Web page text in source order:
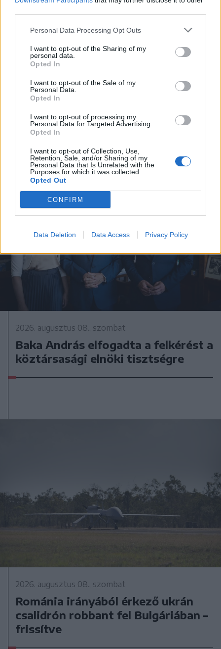
Personal Data Processing Opt Outs
I want to opt-out of the Sharing of my
personal data.
Opted In
I want to opt-out of the Sale of my
Personal Data.
Opted In
I want to opt-out of processing my
Personal Data for Targeted Advertising.
Opted In
I want to opt-out of Collection, Use,
Retention, Sale, and/or Sharing of my
Personal Data that Is Unrelated with the
Purposes for which it was collected.
Opted Out
CONFIRM
Data Deletion Data Access Privacy Policy
B. Máthé Zsuzsa: Az élet
„doktoriját” végeztem el az
A rovat további cikkei
2026. augusztus 08., szombat
Baka András elfogadta a felkérést a
köztársasági elnöki tisztségre
2026. augusztus 08., szombat
Románia irányából érkező ukrán
csalidrón robbant fel Bulgáriában –
frissítve